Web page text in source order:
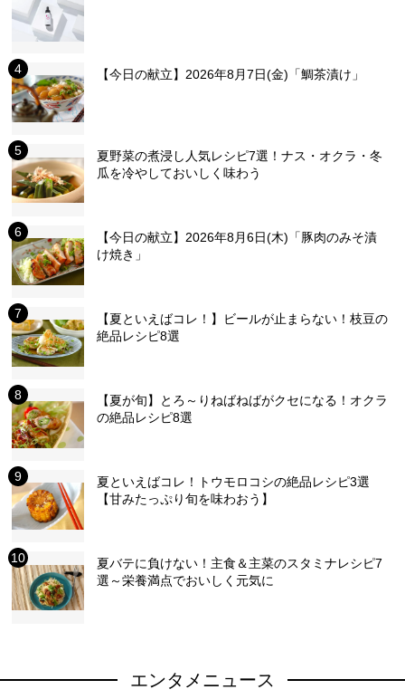
【今日の献立】2026年8月7日(金)「鯛茶漬け」
夏野菜の煮浸し人気レシピ7選！ナス・オクラ・冬
瓜を冷やしておいしく味わう
【今日の献立】2026年8月6日(木)「豚肉のみそ漬
け焼き」
【夏といえばコレ！】ビールが止まらない！枝豆の
絶品レシピ8選
【夏が旬】とろ～りねばねばがクセになる！オクラ
の絶品レシピ8選
夏といえばコレ！トウモロコシの絶品レシピ3選
【甘みたっぷり旬を味わおう】
夏バテに負けない！主食＆主菜のスタミナレシピ7
選～栄養満点でおいしく元気に
エンタメニュース